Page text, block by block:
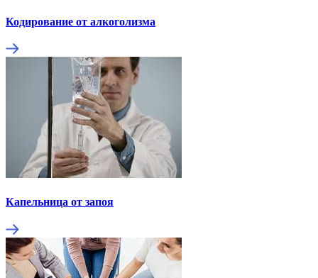
Кодирование от алкоголизма
Капельница от запоя